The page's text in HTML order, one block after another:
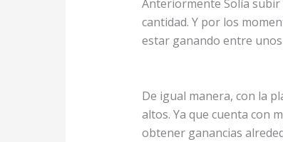
Anteriormente Solía
cantidad. Y por los
estar ganando entre unos
De igual manera, con la
altos. Ya que cuenta con
obtener ganancias